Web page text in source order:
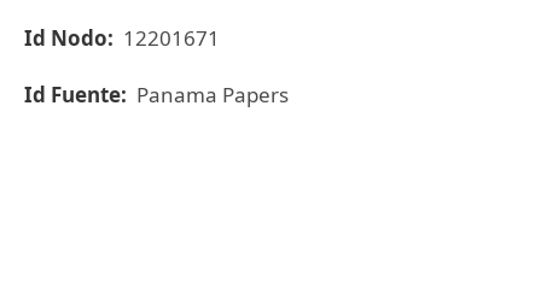
Id Nodo: 12201671
Id Fuente: Panama Papers